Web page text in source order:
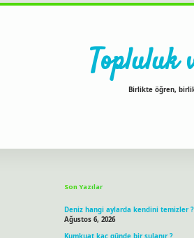
Birlikte öğren,
Son Yazılar
Deniz hangi aylarda kendini temizler ?
Ağustos 6, 2026
Kumkuat kaç günde bir sulanır ?